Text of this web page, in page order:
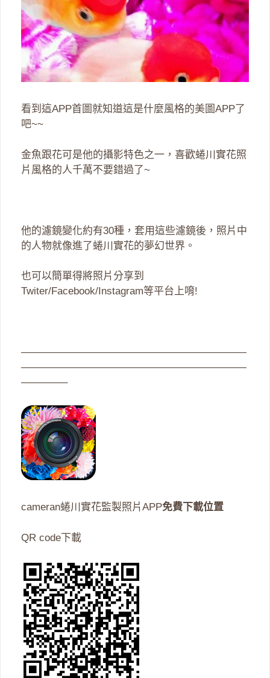
看到這APP首圖就知道這是什麼風格的美圖APP了
吧~~
金魚跟花可是他的攝影特色之一，喜歡蜷川實花照
片風格的人千萬不要錯過了~
他的濾鏡變化約有30種，套用這些濾鏡後，照片中
的人物就像進了蜷川實花的夢幻世界。
也可以簡單得將照片分享到
Twiter/Facebook/Instagram等平台上唷!
——————————————————————
——————————————————————
————–
cameran蜷川實花監製照片APP免費下載位置
QR code下載